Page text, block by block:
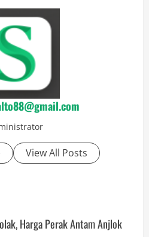
View All Posts
Harga Perak Antam Anjlok